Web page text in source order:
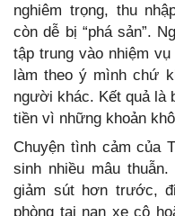
nghiêm trọng, thu
còn dễ bị “phá sản”.
tập trung vào nhiệm
làm theo ý mình chứ
người khác. Kết quả là
tiền vì những khoản
Chuyện tình cảm của
sinh nhiều mâu
giảm sút hơn trước,
phòng tai nạn xe cộ